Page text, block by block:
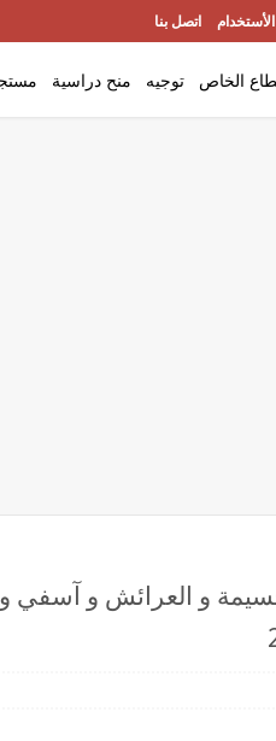
اتصل بنا
الخاص توجيه منح دراسية
و العرائش و آسفي